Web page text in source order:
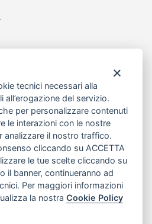
tecnici necessari alla
all’erogazione del servizio.
per personalizzare contenuti
le interazioni con le nostre
analizzare il nostro traffico.
cliccando su ACCETTA
le tue scelte cliccando su
il banner, continueranno ad
Per maggiori informazioni
la nostraCookie Policy